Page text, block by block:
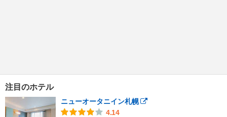
注目のホテル
ニューオータニイン札幌
4.14